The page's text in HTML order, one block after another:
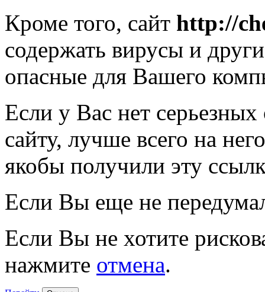
Кроме того, сайт http://
содержать вирусы и
опасные для Вашего
Если у Вас нет
сайту, лучше всего на
якобы получили эту
Если Вы еще не
Если Вы не хотите
нажмите отмена.